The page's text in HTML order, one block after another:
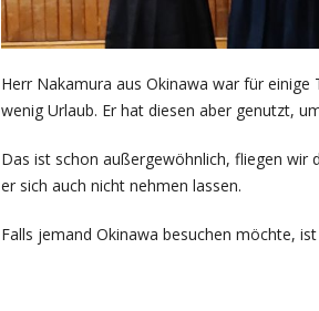
Herr Nakamura aus Okinawa war für
wenig Urlaub. Er hat diesen aber genutzt,
Das ist schon außergewöhnlich, fliegen wir
er sich auch nicht nehmen lassen.
Falls jemand Okinawa besuchen möchte,